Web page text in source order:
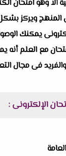
المنهج ويركز
يمكنك
مع العلم
فى مجال
الإلكترونى :